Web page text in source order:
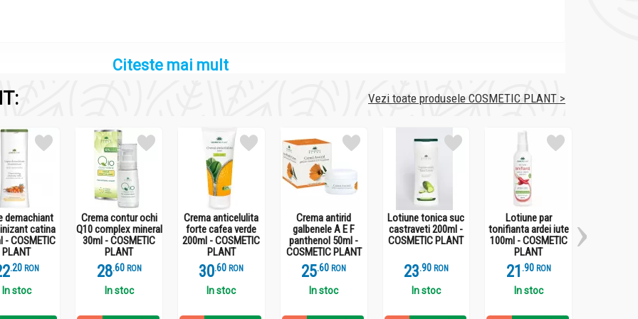
PLANT
C12-15 alkyl benzoate, Butyl methoxydibenzoylmethane, Glycerin, Titanium dioxide (nano), Diethylhexyl
triglyceride, Potassium cetyl phosphate, Cetearyl alcohol, Dimethicone, Polysorbate 60, Acrylates/C12-22
Persea Gratissima oil, Hippophae Rhamnoides fruit extract, Olea Europaea fruit oil, Tocopherol, Helianthus
acryloyldimethyltaurate copolymer, Isohexadecane, Pentanediol, Polyglyceryl-6 polyhydroxystearate,
Parfum.
PLANT
Citeste mai mult
Vezi toate produsele COSMETIC PLANT >
demachiant
catina
- COSMETIC
PLANT
.2 RON
In stoc
Crema contur ochi
Q10 complex mineral
30ml - COSMETIC
PLANT
28.6 RON
In stoc
Crema anticelulita
forte cafea verde
200ml - COSMETIC
PLANT
30.6 RON
In stoc
Crema antirid
galbenele A E F
panthenol 50ml -
COSMETIC PLANT
25.6 RON
In stoc
Lotiune tonica suc
castraveti 200ml -
COSMETIC PLANT
23.9 RON
In stoc
Lotiune par
tonifianta ardei iute
100ml - COSMETIC
PLANT
21 .9 RON
In stoc